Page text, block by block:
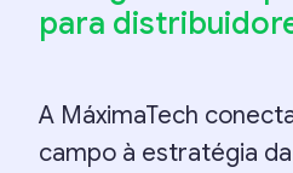
para
A MáximaTech
campo à estratégia